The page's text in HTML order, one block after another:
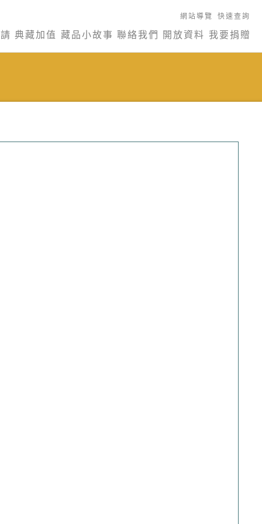
網站導覽 快速查詢
典藏加值 藏品小故事 聯絡我們 開放資料 我要捐贈